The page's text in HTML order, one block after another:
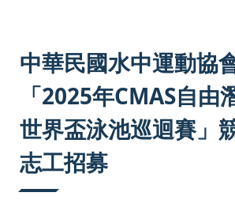
中華民國水中運動協
「2025年CMAS自由
世界盃泳池巡迴賽」
志工招募